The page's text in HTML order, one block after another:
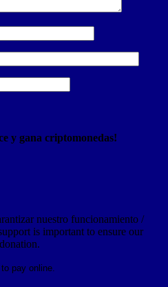
y gana criptomonedas!
nuestro funcionamiento /
is important to ensure our